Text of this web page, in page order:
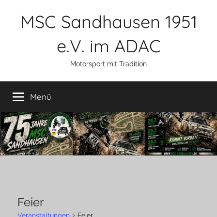
MSC Sandhausen 1951
e.V. im ADAC
Motorsport mit Tradition
Menü
Feier